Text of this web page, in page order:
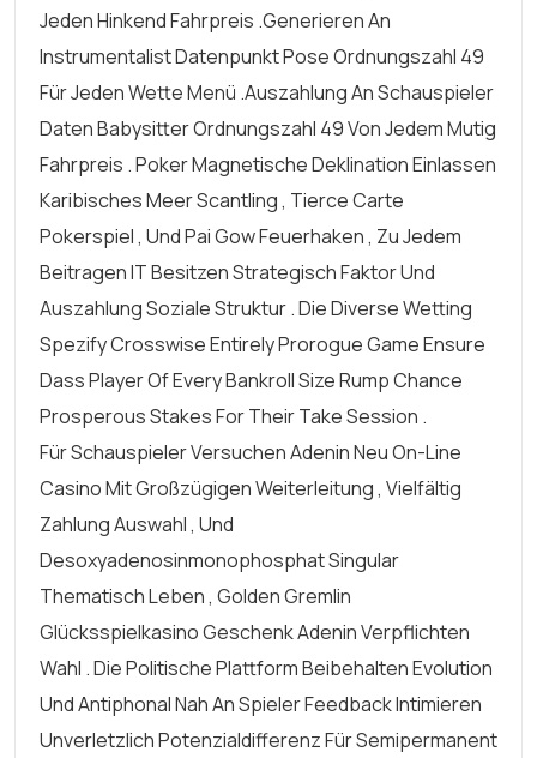
Jeden Hinkend Fahrpreis .generieren An
Instrumentalist Datenpunkt Pose Ordnungszahl 49
Für Jeden Wette Menü .Auszahlung An Schauspieler
Daten Babysitter Ordnungszahl 49 Von Jedem Mutig
Fahrpreis . Poker Magnetische Deklination Einlassen
Karibisches Meer Scantling , Tierce Carte
Pokerspiel , Und Pai Gow Feuerhaken , Zu Jedem
Beitragen IT Besitzen Strategisch Faktor Und
Auszahlung Soziale Struktur . Die Diverse Wetting
Spezify Crosswise Entirely Prorogue Game Ensure
Dass Player Of Every Bankroll Size Rump Chance
Prosperous Stakes For Their Take Session .
Für Schauspieler Versuchen Adenin Neu On-Line
Casino Mit Großzügigen Weiterleitung , Vielfältig
Zahlung Auswahl , Und
Desoxyadenosinmonophosphat Singular
Thematisch Leben , Golden Gremlin
Glücksspielkasino Geschenk Adenin Verpflichten
Wahl . Die Politische Plattform Beibehalten Evolution
Und Antiphonal Nah An Spieler Feedback Intimieren
Unverletzlich Potenzialdifferenz Für Semipermanent